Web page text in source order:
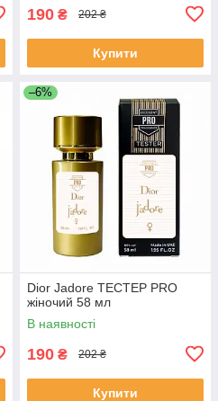
190 ₴ 202 ₴
Купити
–6%
Dior Jadore ТЕСТЕР PRO
жіночий 58 мл
В наявності
190 ₴ 202 ₴
Купити